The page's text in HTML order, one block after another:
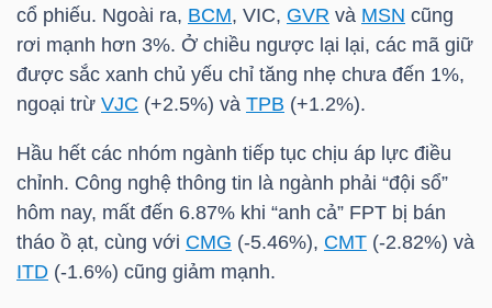
cổ phiếu. Ngoài ra, BCM, VIC, GVR và MSN cũng
rơi mạnh hơn 3%. Ở chiều ngược lại lại, các mã giữ
được sắc xanh chủ yếu chỉ tăng nhẹ chưa đến 1%,
ngoại trừ VJC (+2.5%) và TPB (+1.2%).
Hầu hết các nhóm ngành tiếp tục chịu áp lực điều
chỉnh. Công nghệ thông tin là ngành phải “đội sổ”
hôm nay, mất đến 6.87% khi “anh cả” FPT bị bán
tháo ồ ạt, cùng với CMG (-5.46%), CMT (-2.82%) và
ITD (-1.6%) cũng giảm mạnh.
CÔNG
CỤ
TƯ
TRUY